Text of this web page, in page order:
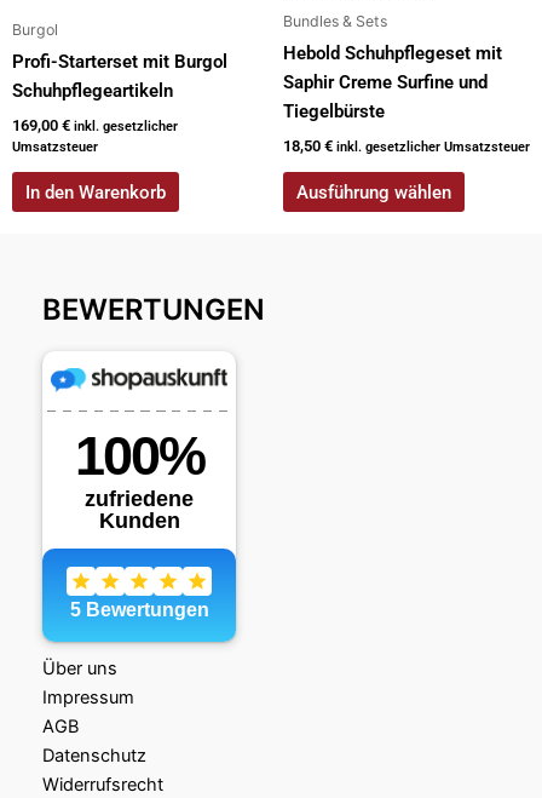
Burgol
Profi-Starterset mit Burgol
Schuhpflegeartikeln
169,00 € inkl. gesetzlicher
Umsatzsteuer
In den Warenkorb
Bundles & Sets
Hebold Schuhpflegeset mit
Saphir Creme Surfine und
Tiegelbürste
18,50 € inkl. gesetzlicher Umsatzsteuer
Ausführung wählen
der
Produktseite
gewählt
werden
BEWERTUNGEN
Über uns
Impressum
AGB
Datenschutz
Widerrufsrecht